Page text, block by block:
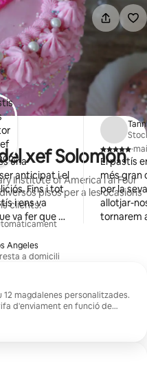
xef Solomon
Institute of America i al Four
pisos per a les ocasions
clients.
Angeles
a domicili
magdalenes personalitzades.
d'enviament en funció de
una
anticipat i el
Fins i tot
i ens va
va fer que el
Gràcies per
,
·
El pastís
més gran
per la
allotjar-
tornarem